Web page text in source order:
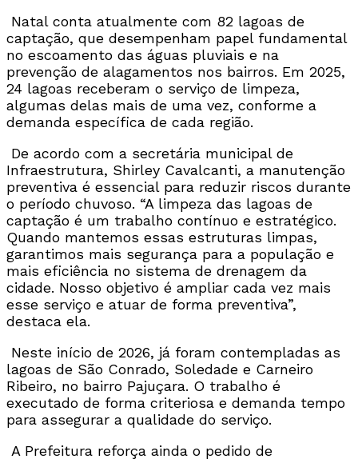
Natal conta atualmente com 82 lagoas de
captação, que desempenham papel fundamental
no escoamento das águas pluviais e na
prevenção de alagamentos nos bairros. Em 2025,
24 lagoas receberam o serviço de limpeza,
algumas delas mais de uma vez, conforme a
demanda específica de cada região.
De acordo com a secretária municipal de
Infraestrutura, Shirley Cavalcanti, a manutenção
preventiva é essencial para reduzir riscos durante
o período chuvoso. “A limpeza das lagoas de
captação é um trabalho contínuo e estratégico.
Quando mantemos essas estruturas limpas,
garantimos mais segurança para a população e
mais eficiência no sistema de drenagem da
cidade. Nosso objetivo é ampliar cada vez mais
esse serviço e atuar de forma preventiva”,
destaca ela.
Neste início de 2026, já foram contempladas as
lagoas de São Conrado, Soledade e Carneiro
Ribeiro, no bairro Pajuçara. O trabalho é
executado de forma criteriosa e demanda tempo
para assegurar a qualidade do serviço.
A Prefeitura reforça ainda o pedido de